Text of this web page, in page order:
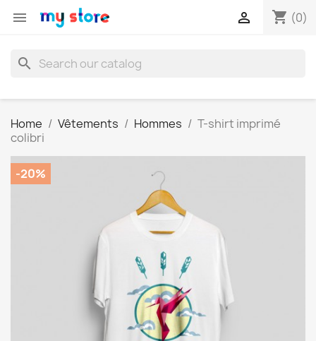
 shopping_cart (0)

search
Home Vêtements Hommes
T-shirt imprimé
colibri
-20%